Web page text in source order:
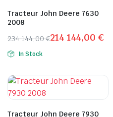
Tracteur John Deere 7630
2008
234 144,00€
Le
prix
était :
234
214 144,00€
Le
prix
est :
214
In Stock
Tracteur John Deere 7930